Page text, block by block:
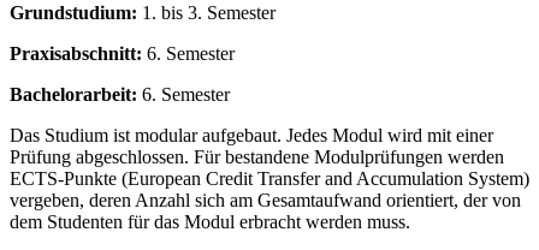
Grundstudium: 1. bis 3. Semester
Praxisabschnitt: 6. Semester
Bachelorarbeit: 6. Semester
Das Studium ist modular aufgebaut. Jedes Modul wird mit einer
Prüfung abgeschlossen. Für bestandene Modulprüfungen werden
ECTS-Punkte (European Credit Transfer and Accumulation System)
vergeben, deren Anzahl sich am Gesamtaufwand orientiert, der von
dem Studenten für das Modul erbracht werden muss.